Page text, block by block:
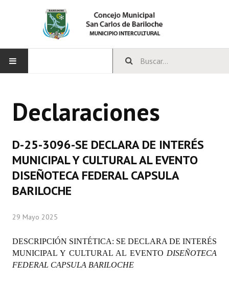
CONCEJO
Integrantes del Concejo
Comisiones Permanentes
Comisiones Especiales
Concejales Mandato Cumplido
Programas
LEGISLACIÓN
Declaraciones
D-25-3096-SE DECLARA DE INTERÉS
MUNICIPAL Y CULTURAL AL EVENTO
DISEÑOTECA FEDERAL CAPSULA
BARILOCHE
29 Mayo 2025
DESCRIPCIÓN SINTÉTICA: SE DECLARA DE INTERÉS
MUNICIPAL Y CULTURAL AL EVENTO DISEÑOTECA
FEDERAL CAPSULA BARILOCHE